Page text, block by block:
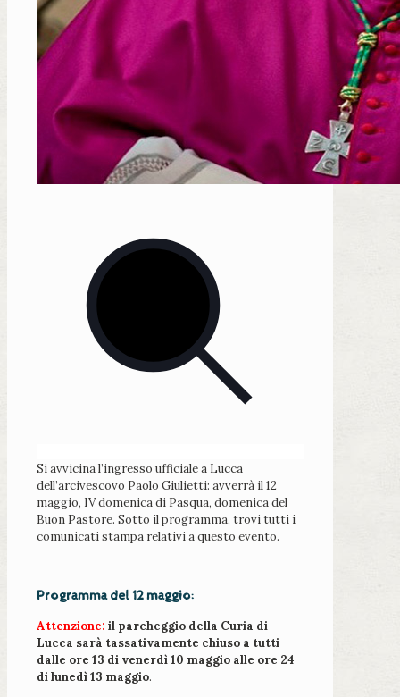
Si avvicina l’ingresso ufficiale a Lucca
dell’arcivescovo Paolo Giulietti: avverrà il 12
maggio, IV domenica di Pasqua, domenica del
Buon Pastore. Sotto il programma, trovi tutti i
comunicati stampa relativi a questo evento.
Programma del 12 maggio:
Attenzione: il parcheggio della Curia di
Lucca sarà tassativamente chiuso a tutti
dalle ore 13 di venerdì 10 maggio alle ore 24
di lunedì 13 maggio.